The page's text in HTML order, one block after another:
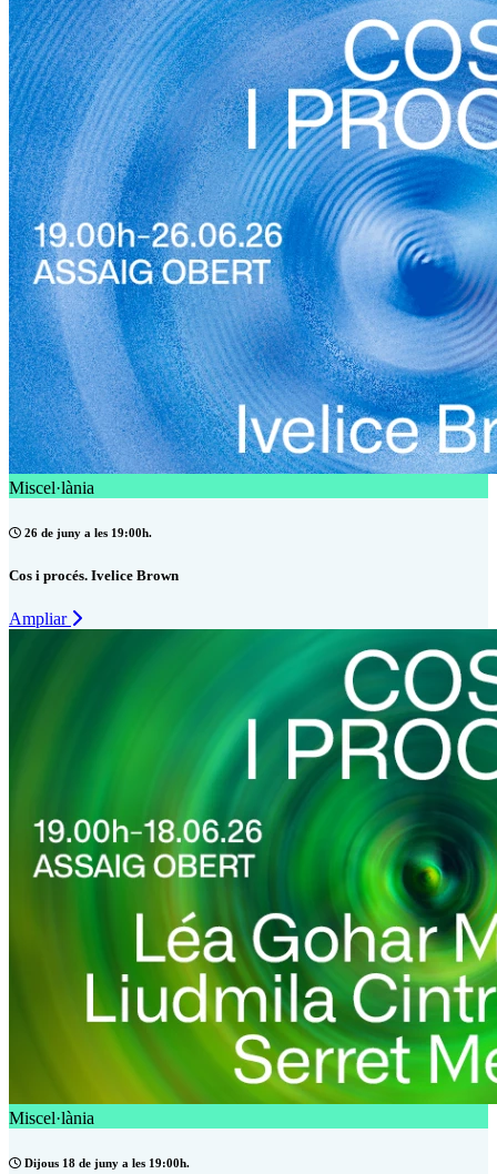
Miscel·lània
26 de juny a les 19:00h.
Cos i procés. Ivelice Brown
Ampliar
Miscel·lània
Dijous 18 de juny a les 19:00h.